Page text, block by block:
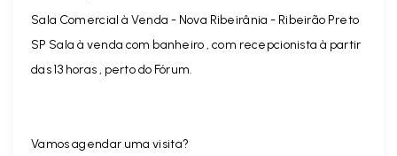
Sala Comercial à Venda - Nova Ribeirânia - Ribeirão Preto
SP Sala à venda com banheiro , com recepcionista à partir
das 13 horas , perto do Fórum.
Vamos agendar uma visita?